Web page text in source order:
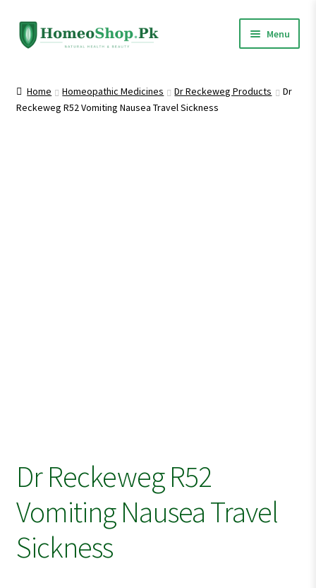
Skip
to
Skip
to
Menu
Shop All
Home Homeopathic Medicines Dr Reckeweg Products
Dr
Reckeweg R52 Vomiting Nausea Travel Sickness
Dr Reckeweg R52
Vomiting Nausea Travel
Sickness